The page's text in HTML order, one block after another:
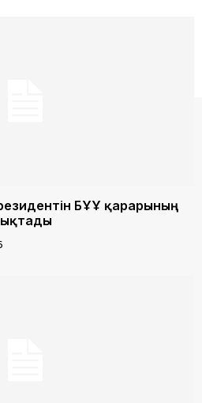
БҰҰ қарарының